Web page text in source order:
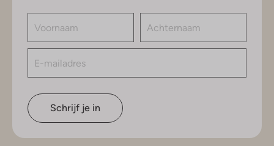
Schrijf je in